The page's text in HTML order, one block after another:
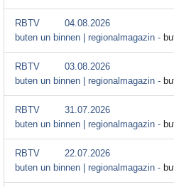
RBTV
04.08.2026
buten un binnen | regionalmagazin -
RBTV
03.08.2026
buten un binnen | regionalmagazin -
RBTV
31.07.2026
buten un binnen | regionalmagazin -
RBTV
22.07.2026
buten un binnen | regionalmagazin -